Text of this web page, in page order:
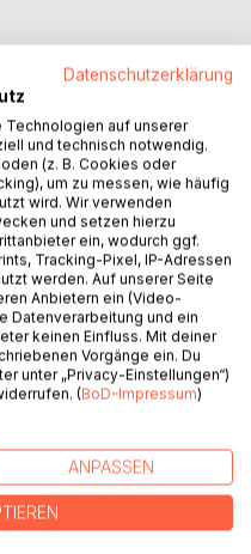
every young woman
a wealthy match before
begin to blur. Time slips.
dream she can't wake
her through candlelit
until the world she
falls through time and
One far bigger
ever imagined.
mind to find it again.
she will marry...It's
herself completely.
Datenschutzerklärung
Technologien auf unserer
und technisch notwendig.
(z. B. Cookies oder
um zu messen, wie häufig
wird. Wir verwenden
und setzen hierzu
ein, wodurch ggf.
Tracking-Pixel, IP-Adressen
werden. Auf unserer Seite
Anbietern ein (Video-
Datenverarbeitung und ein
keinen Einfluss. Mit deiner
Vorgänge ein. Du
unter „Privacy-Einstellungen“)
(BoD-Impressum)
ANPASSEN